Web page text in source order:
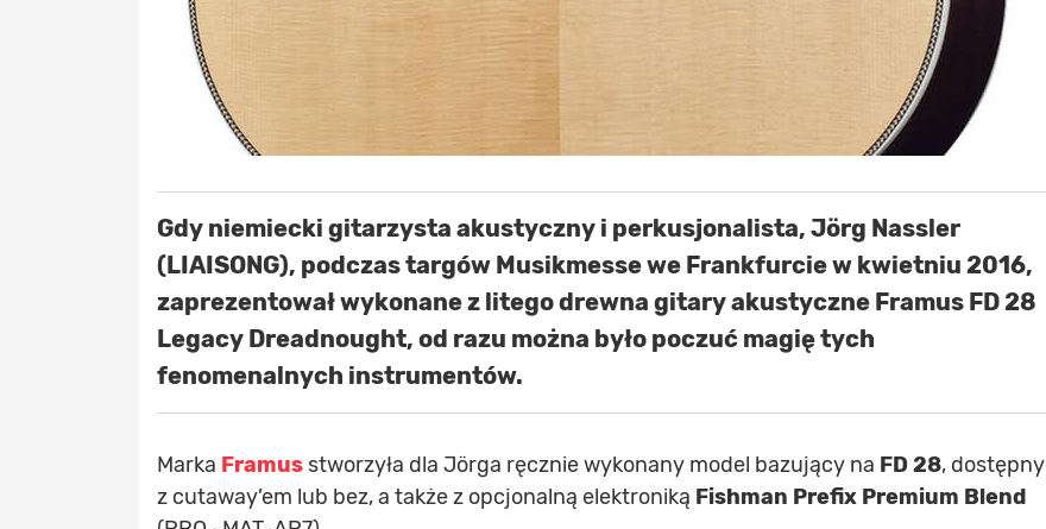
Gdy niemiecki gitarzysta akustyczny i perkusjonalista, Jörg Nassler
(LIAISONG), podczas targów Musikmesse we Frankfurcie w kwietniu 2016,
zaprezentował wykonane z litego drewna gitary akustyczne Framus FD 28
Legacy Dreadnought, od razu można było poczuć magię tych
fenomenalnych instrumentów.
Marka Framus stworzyła dla Jörga ręcznie wykonany model bazujący na FD 28, dostępny
z cutaway’em lub bez, a także z opcjonalną elektroniką Fishman Prefix Premium Blend